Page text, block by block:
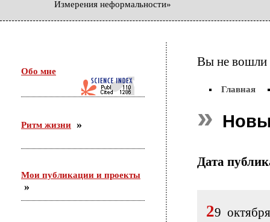
Измерения неформальности»
26 февраля в г. Орехово-Зуево состоялся круглый
стол по проекту «Сетевое научно-педагогическое
партнерство». Участники — ФГБНУ «ИИДСВ
РАО», ГОО ВПО «ГГТУ», Управление образования
г.о. Орехово-Зуево
25.12.2015
Приняла участие во «II Всероссийском
корчаковском сборе: от практики к моделям
развития педагогического образования». Выступила
с сообщением «Советские педагоги и несоветские
дети. Парадоксы воспитания».
Обо мне
Ритм жизни
Мои публикации и проекты
Вы не вошли
Главная
Дата
29